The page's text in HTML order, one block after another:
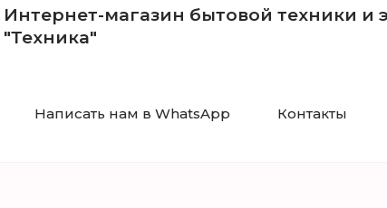
Интернет-магазин бытовой техники и
"Техника"
Написать нам в WhatsApp Контакты